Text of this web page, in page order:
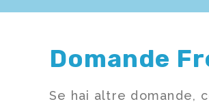
Domande
Se hai altre domande,